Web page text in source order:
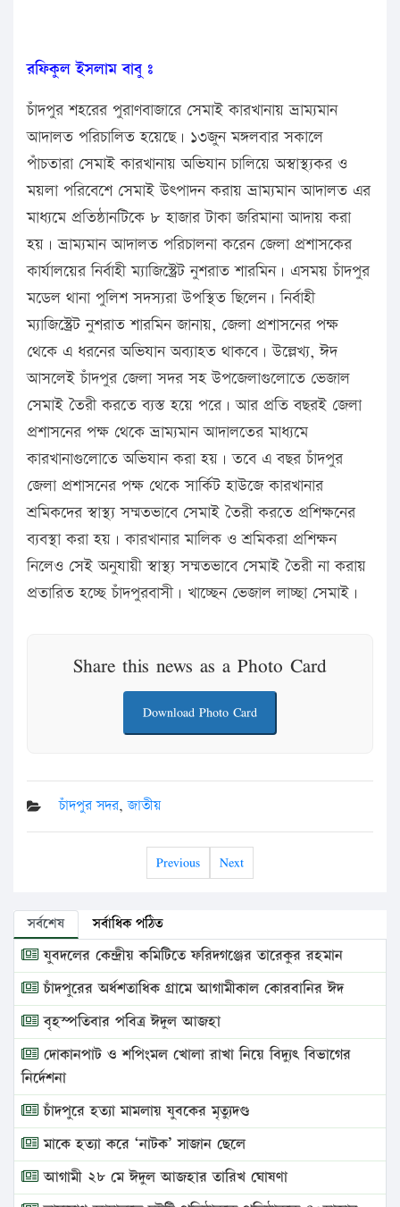
রফিকুল ইসলাম বাবু ঃ
চাঁদপুর শহরের পুরাণবাজারে সেমাই কারখানায় ভ্রাম্যমান
আদালত পরিচালিত হয়েছে। ১৩জুন মঙ্গলবার সকালে
পাঁচতারা সেমাই কারখানায় অভিযান চালিয়ে অস্বাস্থ্যকর ও
ময়লা পরিবেশে সেমাই উৎপাদন করায় ভ্রাম্যমান আদালত এর
মাধ্যমে প্রতিষ্ঠানটিকে ৮ হাজার টাকা জরিমানা আদায় করা
হয়। ভ্রাম্যমান আদালত পরিচালনা করেন জেলা প্রশাসকের
কার্যালয়ের নির্বাহী ম্যাজিস্ট্রেট নুশরাত শারমিন। এসময় চাঁদপুর
মডেল থানা পুলিশ সদস্যরা উপস্থিত ছিলেন। নির্বাহী
ম্যাজিস্ট্রেট নুশরাত শারমিন জানায়, জেলা প্রশাসনের পক্ষ
থেকে এ ধরনের অভিযান অব্যাহত থাকবে। উল্লেখ্য, ঈদ
আসলেই চাঁদপুর জেলা সদর সহ উপজেলাগুলোতে ভেজাল
সেমাই তৈরী করতে ব্যস্ত হয়ে পরে। আর প্রতি বছরই জেলা
প্রশাসনের পক্ষ থেকে ভ্রাম্যমান আদালতের মাধ্যমে
কারখানাগুলোতে অভিযান করা হয়। তবে এ বছর চাঁদপুর
জেলা প্রশাসনের পক্ষ থেকে সার্কিট হাউজে কারখানার
শ্রমিকদের স্বাস্থ্য সম্মতভাবে সেমাই তৈরী করতে প্রশিক্ষনের
ব্যবস্থা করা হয়। কারখানার মালিক ও শ্রমিকরা প্রশিক্ষন
নিলেও সেই অনুযায়ী স্বাস্থ্য সম্মতভাবে সেমাই তৈরী না করায়
প্রতারিত হচ্ছে চাঁদপুরবাসী। খাচ্ছেন ভেজাল লাচ্ছা সেমাই।
Share this news as a Photo Card
Download Photo Card
চাঁদপুর সদর,জাতীয়
Previous Next
সর্বশেষ সর্বাধিক পঠিত
যুবদলের কেন্দ্রীয় কমিটিতে ফরিদগঞ্জের তারেকুর রহমান
চাঁদপুরের অর্ধশতাধিক গ্রামে আগামীকাল কোরবানির ঈদ
বৃহস্পতিবার পবিত্র ঈদুল আজহা
দোকানপাট ও শপিংমল খোলা রাখা নিয়ে বিদ্যুৎ বিভাগের
নির্দেশনা
চাঁদপুরে হত্যা মামলায় যুবকের মৃত্যুদণ্ড
মাকে হত্যা করে ‘নাটক’ সাজান ছেলে
আগামী ২৮ মে ঈদুল আজহার তারিখ ঘোষণা